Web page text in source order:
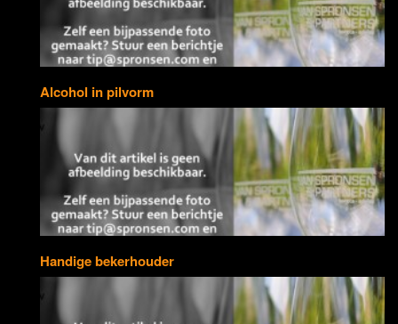
Alcohol in pilvorm
Handige bekerhouder